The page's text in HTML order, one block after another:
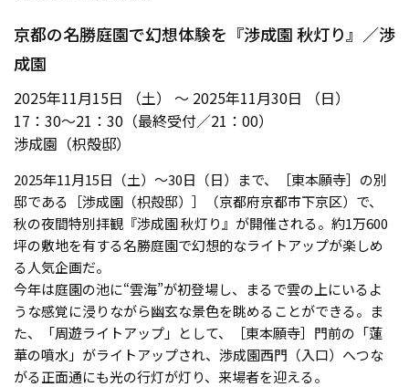
京都の名勝庭園で幻想体験を『渉成園 秋灯り』／渉
成園
2025年11月15日 （土） ～ 2025年11月30日 （日）
17：30〜21：30（最終受付／21：00）
渉成園（枳殻邸）
2025年11月15日（土）〜30日（日）まで、［東本願寺］の別
邸である［渉成園（枳殻邸）］（京都府京都市下京区）で、
秋の夜間特別拝観『渉成園 秋灯り』が開催される。約1万600
坪の敷地を有する名勝庭園で幻想的なライトアップが楽しめ
る人気企画だ。
今年は庭園の池に“雲海”が初登場し、まるで雲の上にいるよ
うな感覚に浸りながら幽玄な景色を眺めることができる。ま
た、「周遊ライトアップ」として、［東本願寺］門前の「蓮
華の噴水」がライトアップされ、渉成園西門（入口）へつな
がる正面通にも光の行灯が灯り、来場者を迎える。